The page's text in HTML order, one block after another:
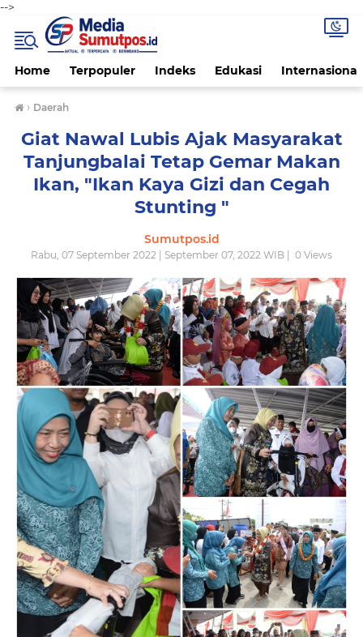
-->
Home Terpopuler Indeks Edukasi Internasional
› Daerah
Giat Nawal Lubis Ajak Masyarakat
Tanjungbalai Tetap Gemar Makan
Ikan, "Ikan Kaya Gizi dan Cegah
Stunting "
Sumutpos.id
Rabu, 07 September 2022 | September 07, 2022 WIB | 0 Views